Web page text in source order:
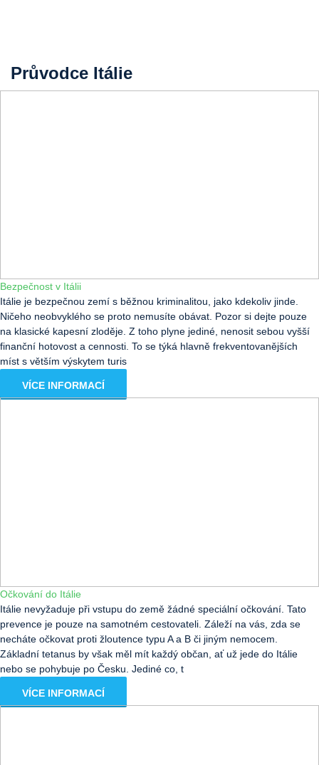
Průvodce Itálie
Bezpečnost v Itálii
Itálie je bezpečnou zemí s běžnou kriminalitou, jako kdekoliv jinde.
Ničeho neobvyklého se proto nemusíte obávat. Pozor si dejte pouze
na klasické kapesní zloděje. Z toho plyne jediné, nenosit sebou vyšší
finanční hotovost a cennosti. To se týká hlavně frekventovanějších
míst s větším výskytem turis
VÍCE INFORMACÍ
Očkování do Itálie
Itálie nevyžaduje při vstupu do země žádné speciální očkování. Tato
prevence je pouze na samotném cestovateli. Záleží na vás, zda se
necháte očkovat proti žloutence typu A a B či jiným nemocem.
Základní tetanus by však měl mít každý občan, ať už jede do Itálie
nebo se pohybuje po Česku. Jediné co, t
VÍCE INFORMACÍ